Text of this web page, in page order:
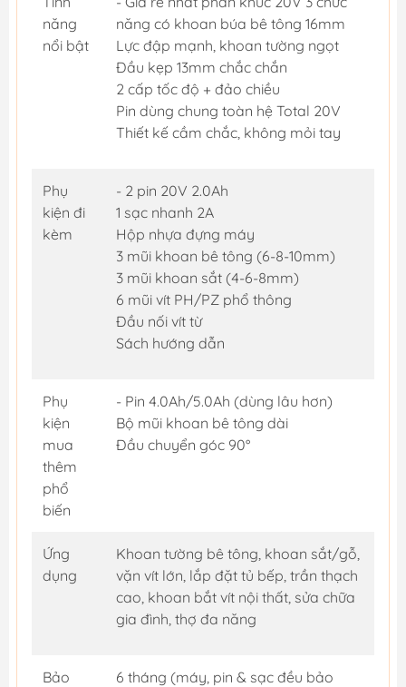
năng
nổi bật
năng có khoan búa bê tông 16mm
Lực đập mạnh, khoan tường ngọt
Đầu kẹp 13mm chắc chắn
2 cấp tốc độ + đảo chiều
Pin dùng chung toàn hệ Total 20V
Thiết kế cầm chắc, không mỏi tay
Phụ
kiện đi
kèm
- 2 pin 20V 2.0Ah
1 sạc nhanh 2A
Hộp nhựa đựng máy
3 mũi khoan bê tông (6-8-10mm)
3 mũi khoan sắt (4-6-8mm)
6 mũi vít PH/PZ phổ thông
Đầu nối vít từ
Sách hướng dẫn
Phụ
kiện
mua
thêm
phổ
biến
- Pin 4.0Ah/5.0Ah (dùng lâu hơn)
Bộ mũi khoan bê tông dài
Đầu chuyển góc 90°
Ứng
dụng
Khoan tường bê tông, khoan sắt/gỗ,
vặn vít lớn, lắp đặt tủ bếp, trần thạch
cao, khoan bắt vít nội thất, sửa chữa
gia đình, thợ đa năng
Bảo
6 tháng (máy, pin & sạc đều bảo